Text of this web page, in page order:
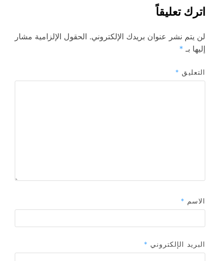
اترك تعليقاً
لن يتم نشر عنوان بريدك الإلكتروني. الحقول الإلزامية مشار
إليها بـ *
التعليق *
الاسم *
البريد الإلكتروني *